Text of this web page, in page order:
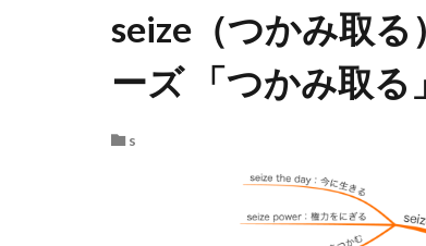
seize（つかみ取
ーズ 「つかみ取る
s